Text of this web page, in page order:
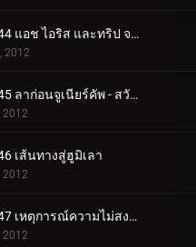
ตอนที่ 44 แอช ไอริส และทริป จากนั้นก็มีสามคน!!
2012
ตอนที่ 45 ลาก่อนจูเนียร์คัพ - สวัสดีการผจญภัย!
2012
เส้นทางสู่ฮูมิเลา
2012
ตอนที่ 47 เหตุการณ์ความไม่สงบที่เนอสเซอรี่
2012